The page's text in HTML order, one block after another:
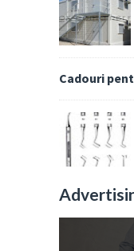
Cadouri